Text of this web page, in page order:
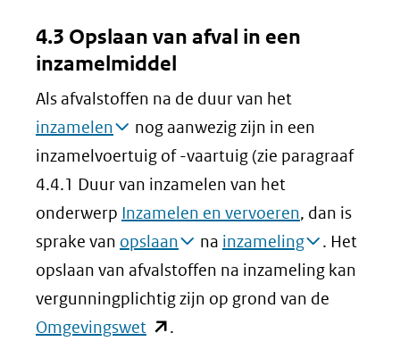
naar
een
andere
website)
4.3 Opslaan van afval in een
inzamelmiddel
Als afvalstoffen na de duur van het
inzamelen
nog aanwezig zijn in een
inzamelvoertuig of -vaartuig (zie paragraaf
4.4.1 Duur van inzamelen van het
onderwerp Inzamelen en vervoeren, dan is
sprake van opslaan na inzameling
. Het
opslaan van afvalstoffen na inzameling kan
vergunningplichtig zijn op grond van de
Omgevingswet (opent
.